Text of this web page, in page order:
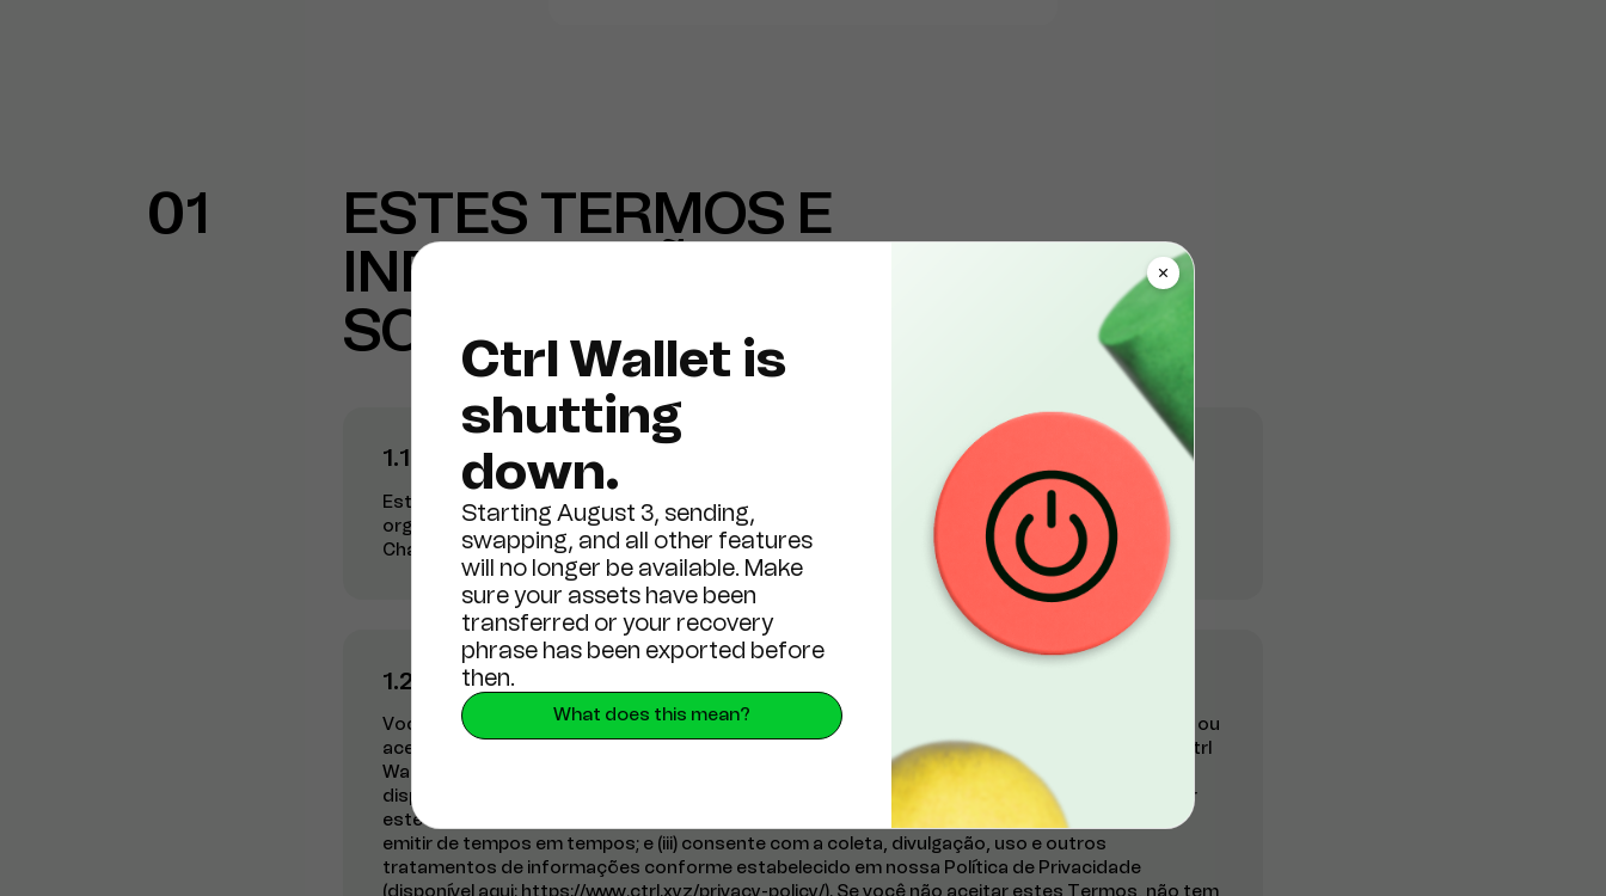
Ctrl Wallet is
shutting
down.
Starting August 3, sending,
swapping, and all other features
will no longer be available. Make
sure your assets have been
transferred or your recovery
phrase has been exported before
then.
What does this mean?
01
ESTES TERMOS E
INFORMAÇÕES
SOBRE O CTRL
1.1 Partes destes Termos
Estes Termos se aplicam entre você e a Ctrl Ltd (“Ctrl”, “nós”, “nosso”), uma empresa
organizada sob as leis das Ilhas Virgens Britânicas, com endereço registrado em Trinity
Chambers, PO Box 4301, Road Town, Tortola, Ilhas Virgens Britânicas.
1.2 Aceitação destes Termos
Você reconhece e concorda que, ao enviar seu registro para usar nossos serviços ou ao usar ou
acessar qualquer parte dos serviços do Ctrl (incluindo a Ctrl Wallet ou qualquer software da Ctrl
Wallet), ou ao clicar para aceitar ou concordar com estes Termos (se/quando essa opção for
disponibilizada para você), você indica que: (i) leu, compreendeu, aceita e concorda em cumprir
estes Termos; (ii) concorda com quaisquer termos e condições adicionais que a Ctrl possa
emitir de tempos em tempos; e (iii) consente com a coleta, divulgação, uso e outros
tratamentos de informações conforme estabelecido em nossa Política de Privacidade
(disponível aqui: https://www.ctrl.xyz/privacy-policy/). Se você não aceitar estes Termos, não tem